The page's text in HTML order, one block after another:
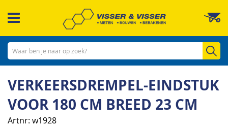
naar
inhoud
VERKEERSDREMPEL-EINDSTUK
VOOR 180 CM BREED 23 CM
Artnr w1928